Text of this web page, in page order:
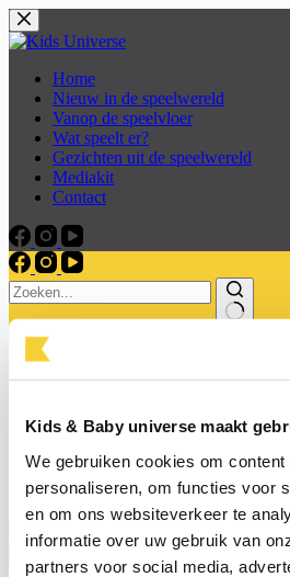
Kids & Baby universe maakt
We gebruiken cookies om
personaliseren, om functies voor
en om ons websiteverkeer te
informatie over uw gebruik van
partners voor social media,
Skip
to
Home
Nieuw in de speelwereld
Vanop de speelvloer
Wat speelt er?
Gezichten uit de speelwereld
Mediakit
Contact
Wat speelt er?
Gezichten uit de speelwereld
Mediakit
Contact